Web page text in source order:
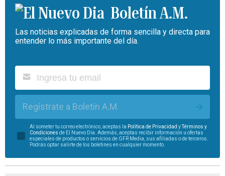
Boletín A.M.
Las noticias explicadas de forma sencilla y directa para
entender lo más importante del día.
Regístrate a Boletín A.M.
Al someter tu correo electrónico, aceptas la Política de Privacidad yTérminos y
Condiciones de El Nuevo Día. Además, aceptas recibir información u ofertas
especiales de productos o servicios de GFR Media, sus afiliadas o de terceros.
Podrás optar salirte de los boletines en cualquier momento.